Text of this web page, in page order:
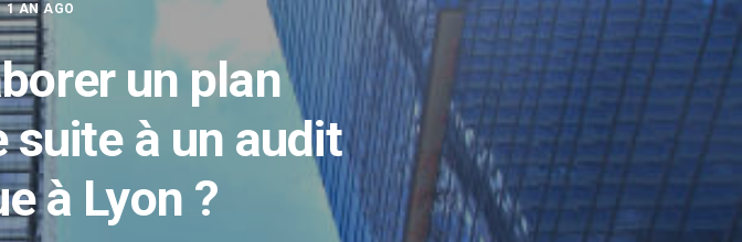
1 AN AGO
un plan
suite à un audit
à Lyon ?